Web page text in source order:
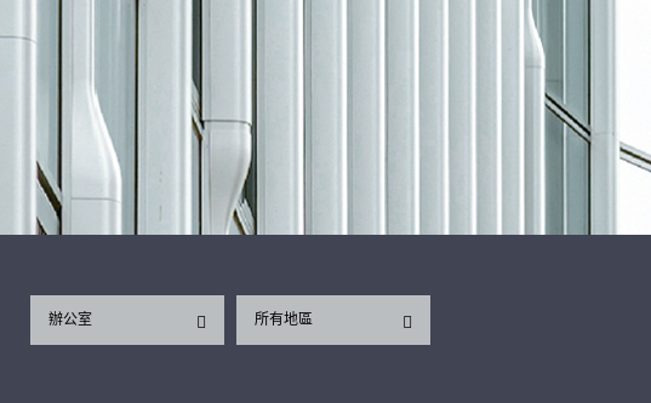
所有地區
辦公室